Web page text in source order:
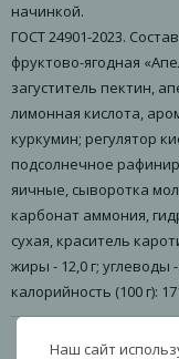
начинкой.
ГОСТ 24901-2023.
фруктово-ягодная
загуститель пектин,
лимонная кислота,
куркумин; регулятор
подсолнечное
яичные, сыворотка
карбонат аммония,
сухая, краситель
жиры - 12,0 г; углеводы
калорийность (100 г):
Наш сайт